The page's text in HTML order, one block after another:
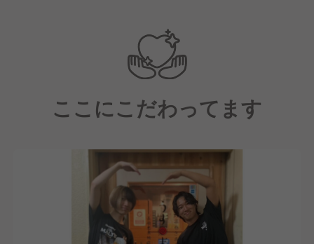
ほとんどの社員が同業態出身で、前職も飲食業界の方
中にはアルバイトから入社し、その後正社員として活
躍している方も多くいます。
＜こんな方は大歓迎です！＞
・自らの行動に責任を持てる方
・誠実で他人を尊重できる方
ここにこだわってます